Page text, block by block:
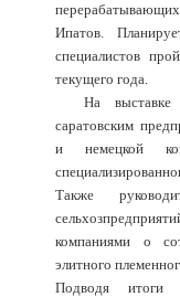
Ипатов.
специалистов
текущего года.
На выставке
саратовским
и немецкой
Также
компаниями о
элитного
Подводя итоги